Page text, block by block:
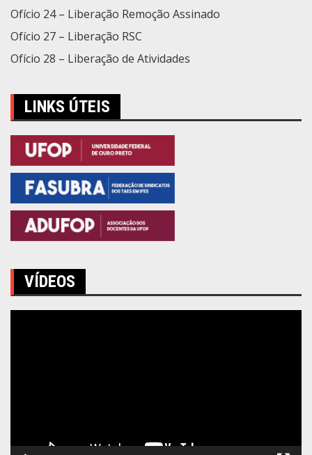
Ofício 24 – Liberação Remoção Assinado
Ofício 27 – Liberação RSC
Ofício 28 – Liberação de Atividades
LINKS ÚTEIS
VÍDEOS